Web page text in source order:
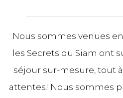
Nous sommes venues
les Secrets du Siam ont
séjour sur-mesure, tout
attentes! Nous sommes